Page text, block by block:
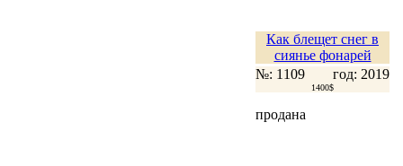
Как блещет снег в
сиянье фонарей
№: 1109
год: 2019
1400$
продана